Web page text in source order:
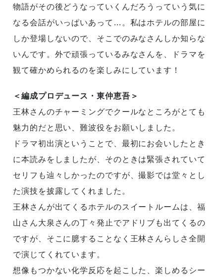
物語がその後どうなっていくんだろうっていう気に
なる会話がいっぱいあって…。私はホテルの部屋に
しか登場しないので、そこでのみなさんしか知らな
いんです。外で頑張っているみなさんを、ドラマを
観て確かめられるのを楽しみにしています！
＜編成プロデュース・東仲恵吾＞
王林さんのチャーミングでクールなところがとても
魅力的だと思い、難波役をお願いしました。
ドラマ初出演ということで、最初にお会いしたとき
に本読みをしましたが、そのときは緊張されていて
セリフも辿々しかったのですが、撮影では堂々とし
た演技を披露してくれました。
王林さんが出てくるホテルのスイートルームは、福
山さん大泉さんの丁々発止でアドリブも出てくるの
ですが、そこに臆することなく王林さんらしさ全開
で演じてくれています。
想像もつかない化学反応を起こした、楽しめるシー